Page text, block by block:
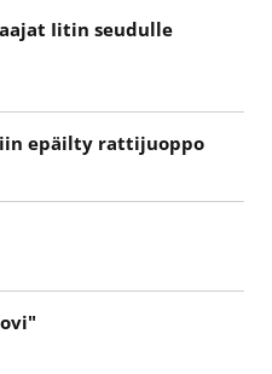
Iitin seudulle
epäilty rattijuoppo